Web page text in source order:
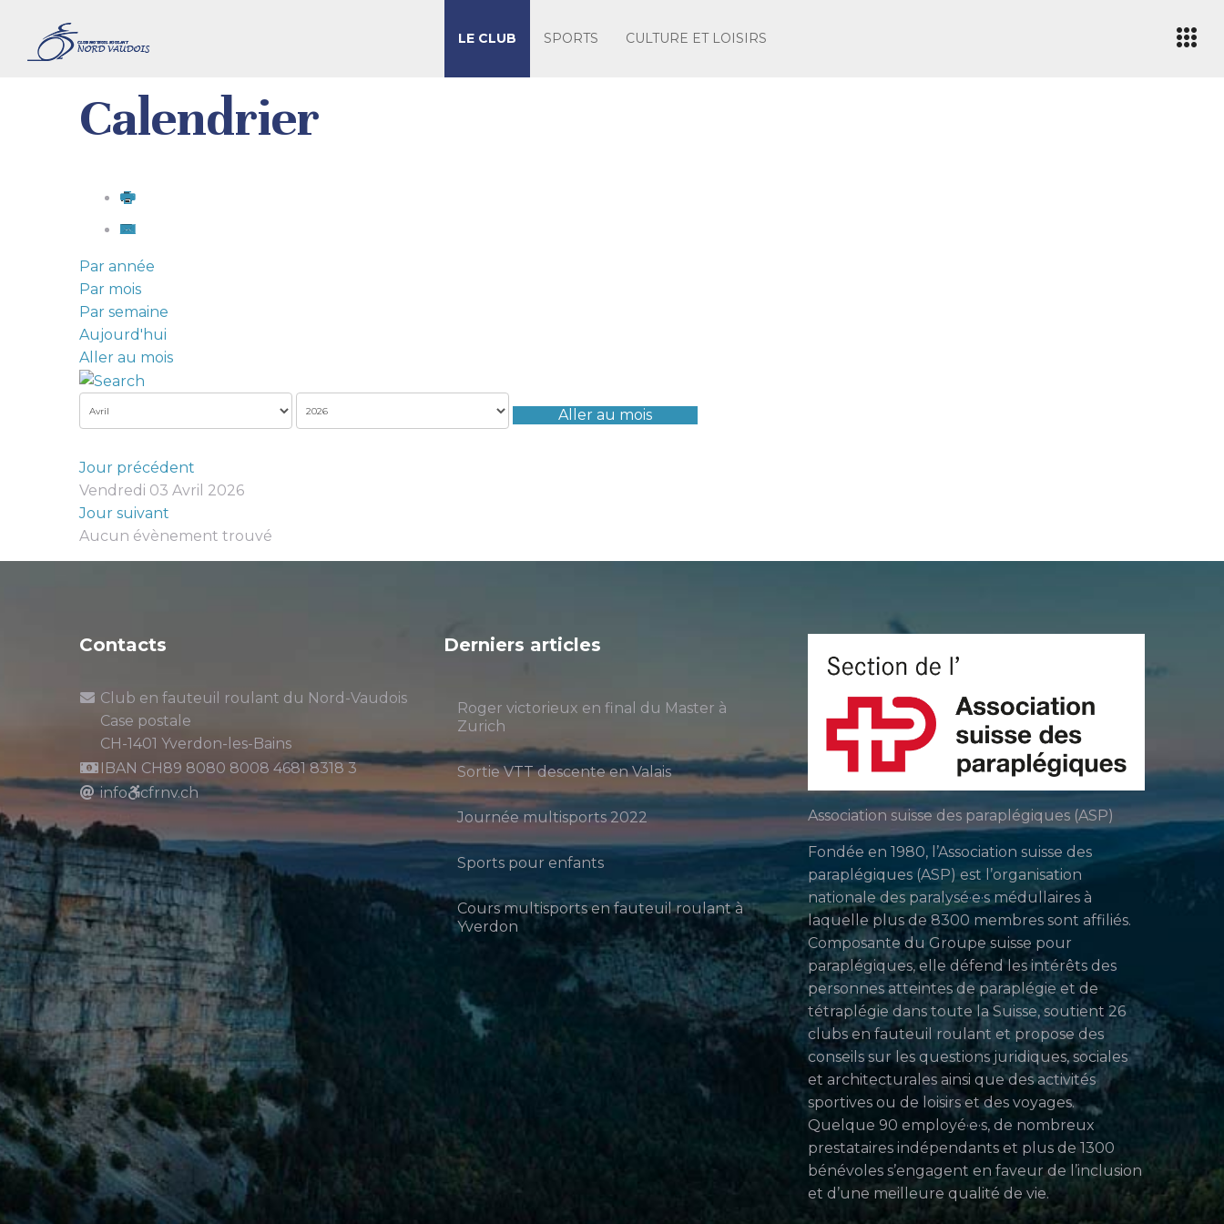
LE CLUB SPORTS CULTURE ET LOISIRS
Calendrier
Par année
Par mois
Par semaine
Aujourd'hui
Aller au mois
Aller au mois
Jour précédent
Vendredi 03 Avril 2026
Jour suivant
Aucun évènement trouvé
Contacts
Club en fauteuil roulant du Nord-Vaudois
Case postale
CH-1401 Yverdon-les-Bains
IBAN CH89 8080 8008 4681 8318 3
info
cfrnv.ch
Derniers articles
Roger victorieux en final du Master à
Zurich
Sortie VTT descente en Valais
Journée multisports 2022
Sports pour enfants
Cours multisports en fauteuil roulant à
Yverdon
Association suisse des paraplégiques (ASP)
Fondée en 1980, l’Association suisse des
paraplégiques (ASP) est l’organisation
nationale des paralysé·e·s médullaires à
laquelle plus de 8300 membres sont affiliés.
Composante du Groupe suisse pour
paraplégiques, elle défend les intérêts des
personnes atteintes de paraplégie et de
tétraplégie dans toute la Suisse, soutient 26
clubs en fauteuil roulant et propose des
conseils sur les questions juridiques, sociales
et architecturales ainsi que des activités
sportives ou de loisirs et des voyages.
Quelque 90 employé·e·s, de nombreux
prestataires indépendants et plus de 1300
bénévoles s’engagent en faveur de l’inclusion
et d’une meilleure qualité de vie.